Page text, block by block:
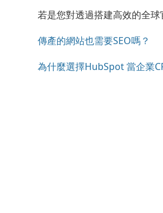
若是您對透過搭建高效的全
傳產的網站也需要SEO嗎？
為什麼選擇HubSpot 當企業